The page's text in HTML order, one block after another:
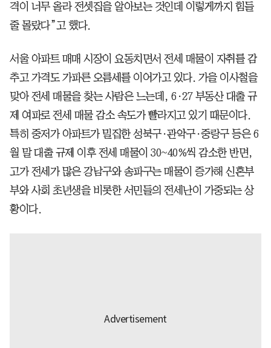
격이 너무 올라 전셋집을 알아보는 것인데 이렇게까지 힘들
줄 몰랐다”고 했다.
서울 아파트 매매 시장이 요동치면서 전세 매물이 자취를 감
추고 가격도 가파른 오름세를 이어가고 있다. 가을 이사철을
맞아 전세 매물을 찾는 사람은 느는데, 6·27 부동산 대출 규
제 여파로 전세 매물 감소 속도가 빨라지고 있기 때문이다.
특히 중저가 아파트가 밀집한 성북구·관악구·중랑구 등은 6
월 말 대출 규제 이후 전세 매물이 30~40%씩 감소한 반면,
고가 전세가 많은 강남구와 송파구는 매물이 증가해 신혼부
부와 사회 초년생을 비롯한 서민들의 전세난이 가중되는 상
황이다.